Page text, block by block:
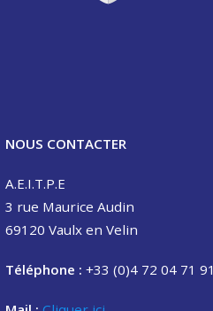
NOUS CONTACTER
A.E.I.T.P.E
3 rue Maurice Audin
69120 Vaulx en Velin
Téléphone : +33 (0)4 72 04 71 91